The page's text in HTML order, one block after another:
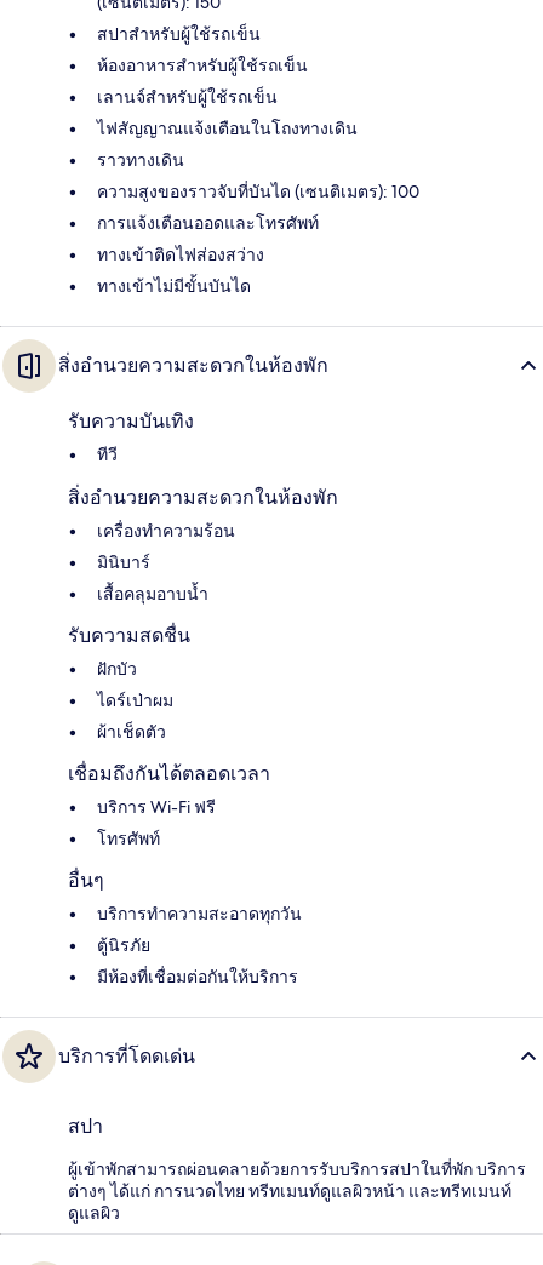
สปาสำหรับผู้ใช้รถเข็น
ห้องอาหารสำหรับผู้ใช้รถเข็น
เลานจ์สำหรับผู้ใช้รถเข็น
ไฟสัญญาณแจ้งเตือนในโถงทางเดิน
ราวทางเดิน
ความสูงของราวจับที่บันได (เซนติเมตร): 100
การแจ้งเตือนออดและโทรศัพท์
ทางเข้าติดไฟส่องสว่าง
ทางเข้าไม่มีขั้นบันได
สิ่งอำนวยความสะดวกในห้องพัก
รับความบันเทิง
ทีวี
สิ่งอำนวยความสะดวกในห้องพัก
เครื่องทำความร้อน
มินิบาร์
เสื้อคลุมอาบน้ำ
รับความสดชื่น
ฝักบัว
ไดร์เป่าผม
ผ้าเช็ดตัว
เชื่อมถึงกันได้ตลอดเวลา
บริการ Wi-Fi ฟรี
โทรศัพท์
อื่นๆ
บริการทำความสะอาดทุกวัน
ตู้นิรภัย
มีห้องที่เชื่อมต่อกันให้บริการ
บริการที่โดดเด่น
สปา
ผู้เข้าพักสามารถผ่อนคลายด้วยการรับบริการสปาในที่พัก บริการ
ต่างๆ ได้แก่ การนวดไทย ทรีทเมนท์ดูแลผิวหน้า และทรีทเมนท์
ดูแลผิว